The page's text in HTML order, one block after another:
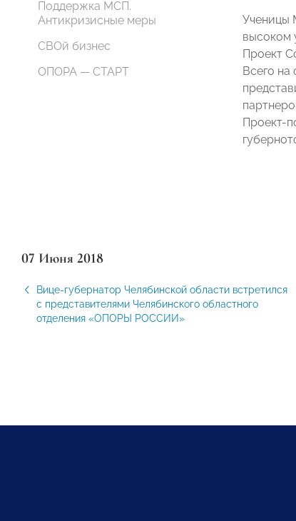
Поддержка МСП.
Антикризисные меры
СВОй бизнес
ОПОРА — СТАРТ
Ученицы
высоком
Проект
Всего на
Проект-
07 Июня 2018
Вице-губернатор Челябинской области встретился
с представителями Челябинского областного
отделения «ОПОРЫ РОССИИ»